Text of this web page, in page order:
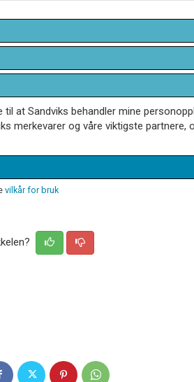
til at Sandviks behandler mine
merkevarer og våre viktigste
vilkår for bruk